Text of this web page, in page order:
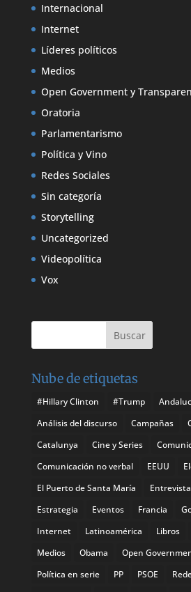
Internacional
Internet
Líderes políticos
Medios
Open Government y
Oratoria
Parlamentarismo
Política y Vino
Redes Sociales
Sin categoría
Storytelling
Uncategorized
Videopolítica
Vox
Nube de etiquetas
#Hillary Clinton #Trump
Análisis del discurso
Campañas
Catalunya
Cine y Series
Comunicación no verbal
EEUU
El Puerto de Santa María
Estrategia
Eventos Francia
Internet
Latinoamérica Libros
Medios
Obama Open
Política en serie
PP PSOE